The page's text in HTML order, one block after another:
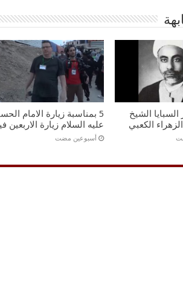
السبايا الشيخ
الكعبي
5 بمناسبة زيارة الامام
عليه السلام زيارة الاربعين
‏أسبوعين مضت